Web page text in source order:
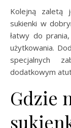
Kolejną zaletą
sukienki w
łatwy do
użytkowania.
specjalnych
dodatkowym
Gdzie